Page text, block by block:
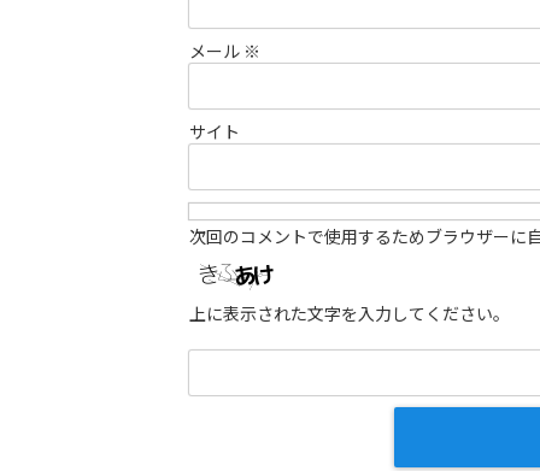
メール ※
サイト
次回のコメントで使用するためブラウザーに
上に表示された文字を入力してください。